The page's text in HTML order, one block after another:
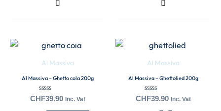
Al Massiva
Al Massiva – Ghetto cola 200g
Note
CHF39.90 Inc. Vat
Al Massiva
Al Massiva – Ghettolied 200g
Note
CHF39.90 Inc. Vat